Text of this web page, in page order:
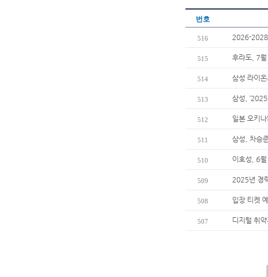
번호
516 2026-2028
515 후라도, 7
514 삼성 라이
513 삼성,
512 일본 오키
511 삼성, 차승
510 이호성, 6
509 2025년 경
508 입장 티켓
507 디지털 취